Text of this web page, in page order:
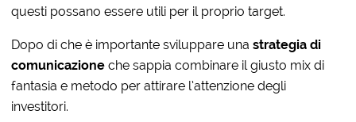
questi possano essere utili per il proprio target.
Dopo di che è importante sviluppare unastrategia di
comunicazione che sappia combinare il giusto mix di
fantasia e metodo per attirare l’attenzione degli
investitori.